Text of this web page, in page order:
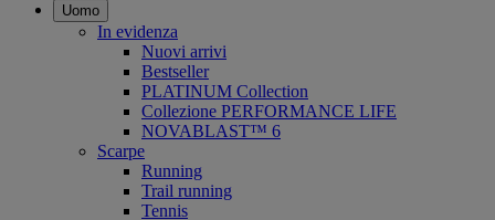
Uomo
In evidenza
Nuovi arrivi
Bestseller
PLATINUM Collection
Collezione PERFORMANCE LIFE
NOVABLAST™ 6
Scarpe
Running
Trail running
Tennis